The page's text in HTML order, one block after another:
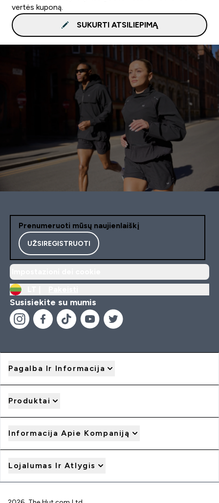
vertės kuponą.
SUKURTI ATSILIEPIMĄ
Prenumeruoti mūsų naujienlaiškį
UŽSIREGISTRUOTI
Susisiekite su mumis
Pagalba Ir Informacija
Produktai
Informacija Apie Kompaniją
Lojalumas Ir Atlygis